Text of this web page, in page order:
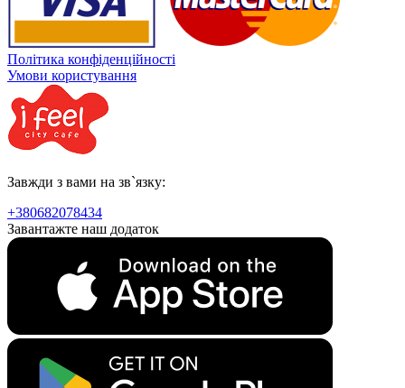
Політика конфіденційності
Умови користування
Завжди з вами на зв`язку:
+380682078434
Завантажте наш додаток